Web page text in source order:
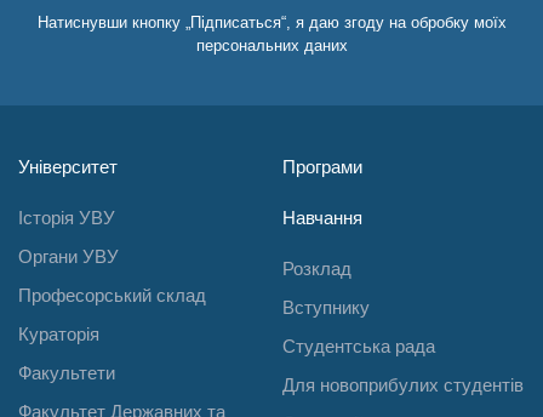
Натиснувши кнопку „Підписаться“, я даю згоду на обробку моїх
персональних даних
Університет
Історія УВУ
Органи УВУ
Професорський склад
Кураторія
Факультети
Факультет Державних та
Програми
Навчання
Розклад
Вступнику
Студентська рада
Для новоприбулих студентів